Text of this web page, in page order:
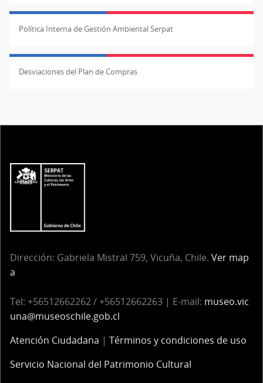
Política Interna de Gestión Ambiental Serpat
Desviaciones del Plan de Compras
Dirección: Gabriela Mistral 759, Vicuña, Chile. Ver map
a
Tel: +56512662262 / +56512662263 | E-mail: museo.vic
una@museoschile.gob.cl
Atención Ciudadana | Términos y condiciones de uso
Servicio Nacional del Patrimonio Cultural